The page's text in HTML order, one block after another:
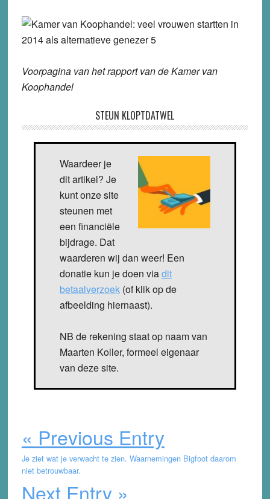
Voorpagina van het rapport van de Kamer van
Koophandel
STEUN KLOPTDATWEL
Waardeer je
dit artikel? Je
kunt onze site
steunen met
een financiële
bijdrage. Dat
waarderen wij dan weer! Een
donatie kun je doen viadit
betaalverzoek(of klik op de
afbeelding hiernaast).
NB de rekening staat op naam van
Maarten Koller, formeel eigenaar
van deze site.
« Previous Entry
Je ziet wat je verwacht te zien. Waarnemingen Bigfoot daarom
niet betrouwbaar.
Next Entry »